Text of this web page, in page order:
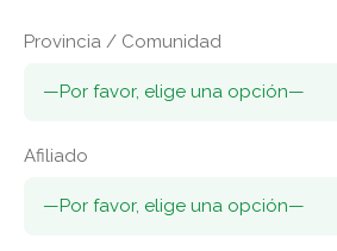
Provincia / Comunidad
Afiliado